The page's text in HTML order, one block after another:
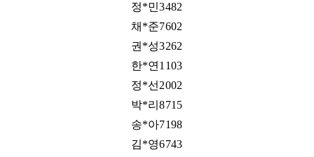
정*민3482
채*준7602
권*성3262
한*연1103
정*선2002
박*리8715
송*아7198
김*영6743